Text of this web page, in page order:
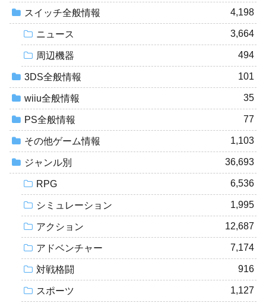
スイッチ全般情報 4,198
ニュース 3,664
周辺機器 494
3DS全般情報 101
wiiu全般情報 35
PS全般情報 77
その他ゲーム情報 1,103
ジャンル別 36,693
RPG 6,536
シミュレーション 1,995
アクション 12,687
アドベンチャー 7,174
対戦格闘 916
スポーツ 1,127